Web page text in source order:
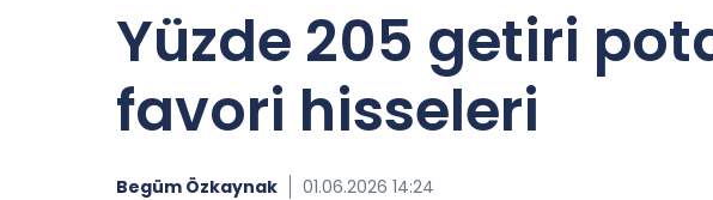
Yüzde 205 getiri
favori hisseleri
Begüm Özkaynak 01.06.2026 14:24